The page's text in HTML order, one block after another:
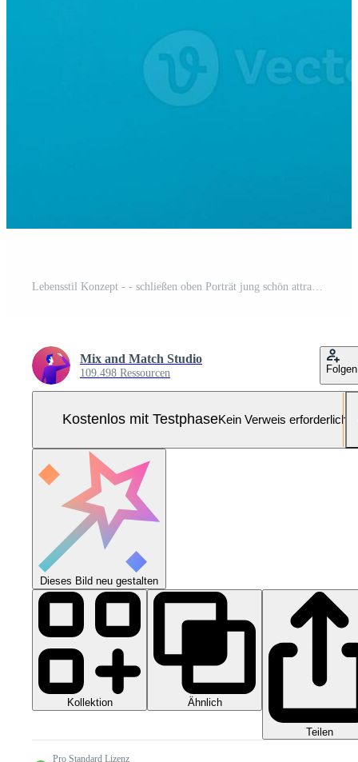
Mix and Match Studio
109.498 Ressourcen Folgen
Kostenlos mit TestphaseKein Verweis erforderlich
Dieses Bild neu gestalten
Kollektion Ähnlich
Teilen
Pro Standard Lizenz